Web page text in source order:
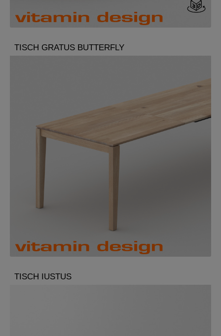
TISCH GRATUS BUTTERFLY
TISCH IUSTUS